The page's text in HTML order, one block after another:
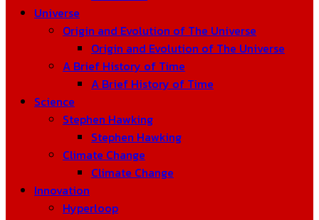
Universe
Origin and Evolution of The Universe
Origin and Evolution of The Universe
A Brief History of Time
A Brief History of Time
Science
Stephen Hawking
Stephen Hawking
Climate Change
Climate Change
Innovation
Hyperloop